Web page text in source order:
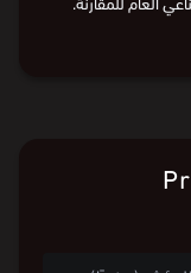
العام للمقارنة.